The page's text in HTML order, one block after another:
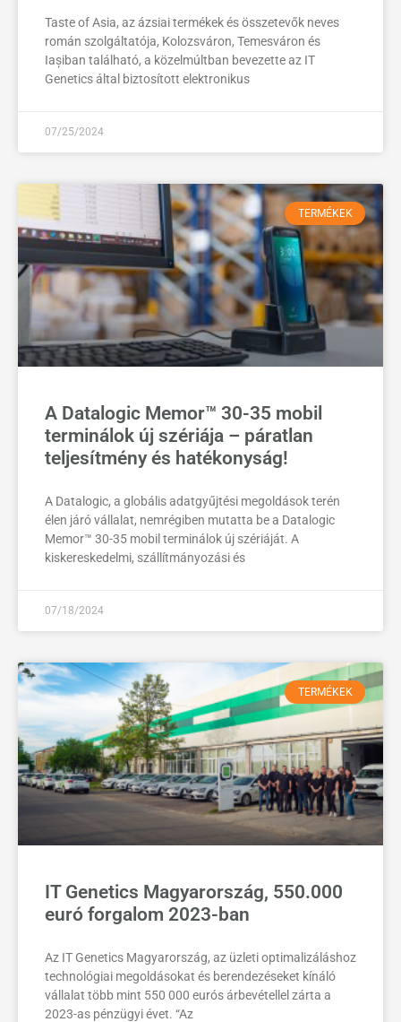
Taste of Asia, az ázsiai termékek és összetevők neves
román szolgáltatója, Kolozsváron, Temesváron és
Iașiban található, a közelmúltban bevezette az IT
Genetics által biztosított elektronikus
07/25/2024
TERMÉKEK
A Datalogic Memor™ 30-35 mobil
terminálok új szériája – páratlan
teljesítmény és hatékonyság!
A Datalogic, a globális adatgyűjtési megoldások terén
élen járó vállalat, nemrégiben mutatta be a Datalogic
Memor™ 30-35 mobil terminálok új szériáját. A
kiskereskedelmi, szállítmányozási és
07/18/2024
TERMÉKEK
IT Genetics Magyarország, 550.000
euró forgalom 2023-ban
Az IT Genetics Magyarország, az üzleti optimalizáláshoz
technológiai megoldásokat és berendezéseket kínáló
vállalat több mint 550 000 eurós árbevétellel zárta a
2023-as pénzügyi évet. “Az